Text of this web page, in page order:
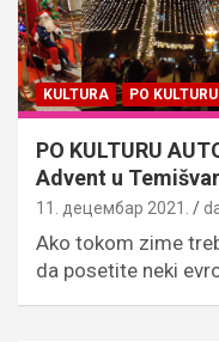
KULTURA PO
PO KULTURU
Advent u
11. децембар 2021.
Ako tokom zime
da posetite neki